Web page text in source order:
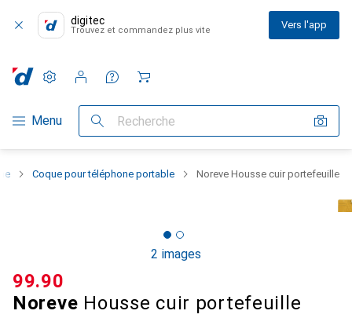
digitec
Trouvez et commandez plus vite Vers l'app
Navigation par catégorie
Menu Recherche
Paramètres
Compte client
Listes de comparaison
Listes d'envies
Panier
Coque pour téléphone portable Noreve Housse cuir portefeuille
2 images
Noreve Housse cuir portefeuille
CHF
99.90